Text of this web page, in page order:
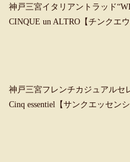
神戸三宮イタリアントラッド
CINQUE un ALTRO【チンクエウ
神戸三宮フレンチカジュアルセ
Cinq essentiel【サンクエッセンシ